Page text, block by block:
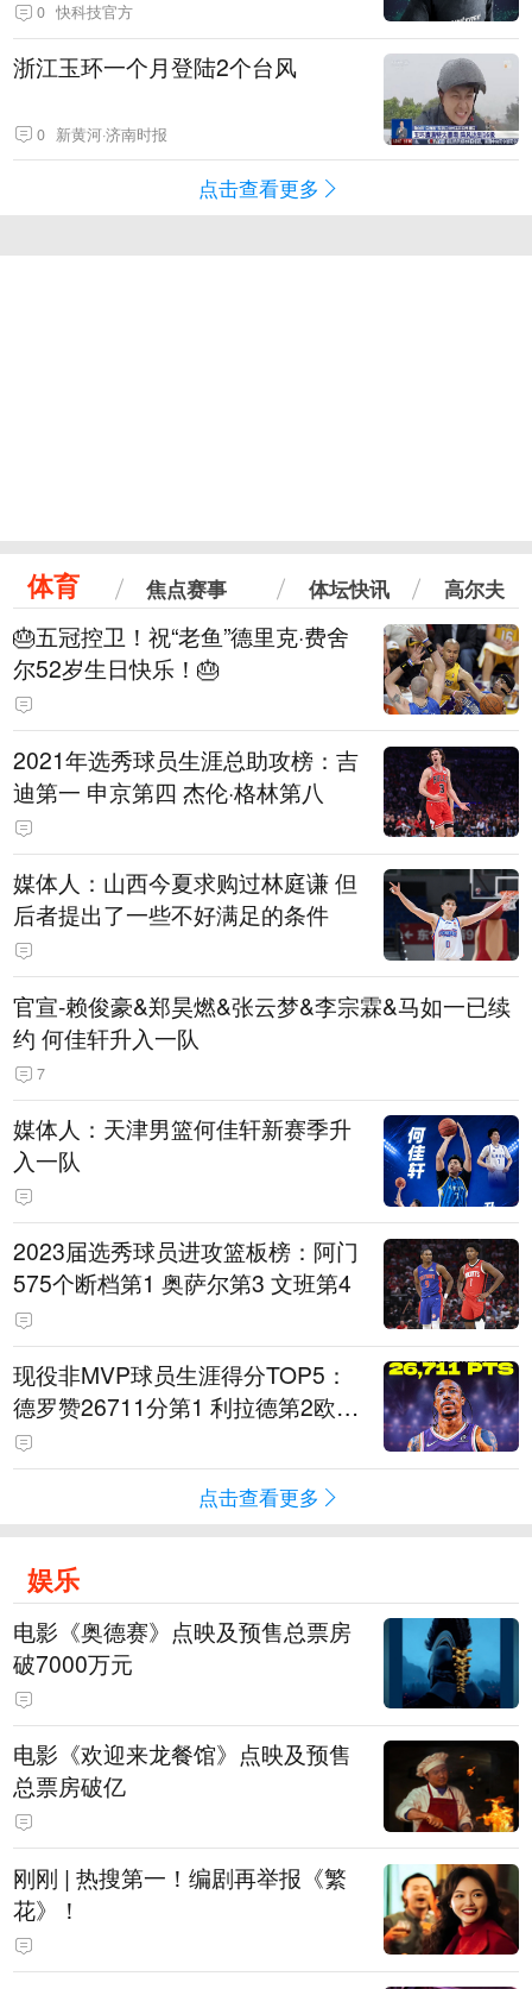
0 快科技官方
浙江玉环一个月登陆2个台风
0 新黄河·济南时报
点击查看更多
体育 焦点赛事 体坛快讯 高尔夫
🎂五冠控卫！祝“老鱼”德里克·费舍
尔52岁生日快乐！🎂
2021年选秀球员生涯总助攻榜：吉
迪第一 申京第四 杰伦·格林第八
媒体人：山西今夏求购过林庭谦 但
后者提出了一些不好满足的条件
官宣-赖俊豪&郑昊燃&张云梦&李宗霖&马如一已续
约 何佳轩升入一队
7
媒体人：天津男篮何佳轩新赛季升
入一队
2023届选秀球员进攻篮板榜：阿门
575个断档第1 奥萨尔第3 文班第4
现役非MVP球员生涯得分TOP5：
德罗赞26711分第1 利拉德第2欧文
第5
点击查看更多
娱乐
电影《奥德赛》点映及预售总票房
破7000万元
电影《欢迎来龙餐馆》点映及预售
总票房破亿
刚刚 | 热搜第一！编剧再举报《繁
花》！